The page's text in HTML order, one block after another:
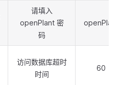
请填入
openPlant 密
码
openPlant
访问数据库超时
时间
60